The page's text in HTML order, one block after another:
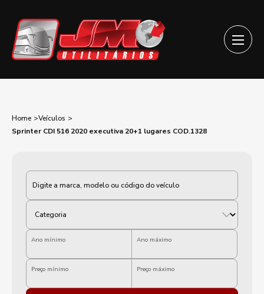
Home
Veículos
Sprinter CDI 516 2020 executiva 20+1 lugares COD.1328
Categoria
Ano mínimo Ano máximo
Preço mínimo Preço máximo